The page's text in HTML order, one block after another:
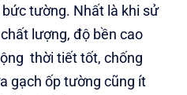
tường. Nhất là khi sử
lượng, độ bền cao
thời tiết tốt, chống
gạch ốp tường cũng ít